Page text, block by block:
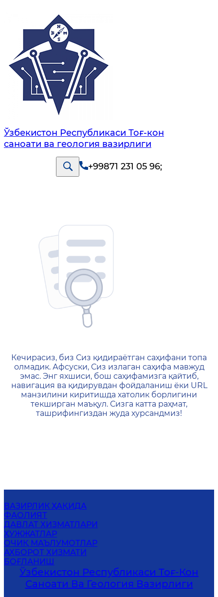
Ўзбекистон Республикаси Тоғ-кон
саноати ва геология вазирлиги
+99871 231 05 96;
404 — Страница не
Кечирасиз, биз Сиз қидираётган саҳифани топа
олмадик. Афсуски, Сиз излаган саҳифа мавжуд
эмас. Энг яхшиси, бош саҳифамизга қайтиб,
навигация ва қидирувдан фойдаланиш ёки URL
манзилини киритишда хатолик борлигини
текширган маъқул. Сизга катта раҳмат,
ташрифингиздан жуда хурсандмиз!
ВАЗИРЛИК ҲАҚИДА
ФАОЛИЯТ
ДАВЛАТ ХИЗМАТЛАРИ
ҲУЖЖАТЛАР
ОЧИҚ МАЪЛУМОТЛАР
АХБОРОТ ХИЗМАТИ
БОҒЛАНИШ
Ўзбекистон Республикаси Тоғ-Кон
Саноати Ва Геология Вазирлиги